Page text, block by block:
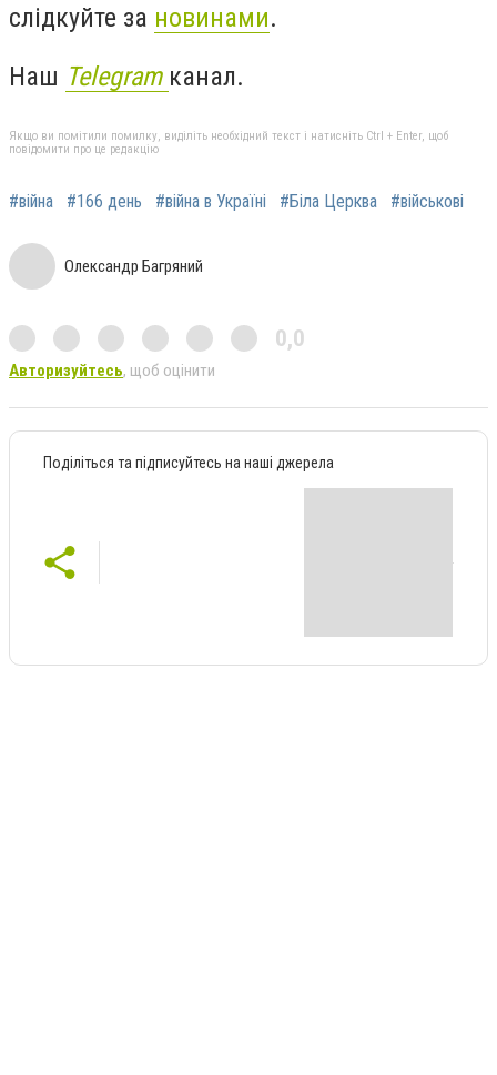
слідкуйте за новинами.
Наш Telegram канал.
Якщо ви помітили помилку, виділіть необхідний текст і натисніть Ctrl + Enter, щоб
повідомити про це редакцію
#війна #166 день #війна в Україні #Біла Церква #військові
Олександр Багряний
0,0
Авторизуйтесь, щоб оцінити
Поділіться та підписуйтесь на наші джерела